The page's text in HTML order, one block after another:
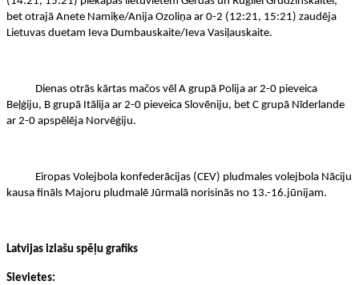
bet otrajā Anete Namiķe/Anija Ozoliņa ar 0-2 (12:21, 15:21) zaudēja
Lietuvas duetam Ieva Dumbauskaite/Ieva Vasiļauskaite.
Dienas otrās kārtas mačos vēl A grupā Polija ar 2-0 pieveica
Beļģiju, B grupā Itālija ar 2-0 pieveica Slovēniju, bet C grupā Nīderlande
ar 2-0 apspēlēja Norvēģiju.
Eiropas Volejbola konfederācijas (CEV) pludmales volejbola Nāciju
kausa fināls Majoru pludmalē Jūrmalā norisinās no 13.-16.jūnijam.
Latvijas izlašu spēļu grafiks
Sievietes: